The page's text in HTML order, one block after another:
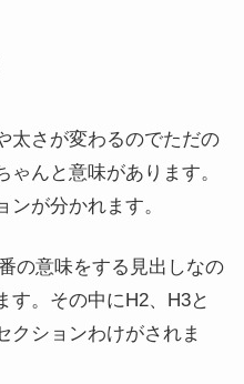
太さが変わるのでただの
んと意味があります。
ンが分かれます。
の意味をする見出しなの
す。その中にH2、H3と
クションわけがされま